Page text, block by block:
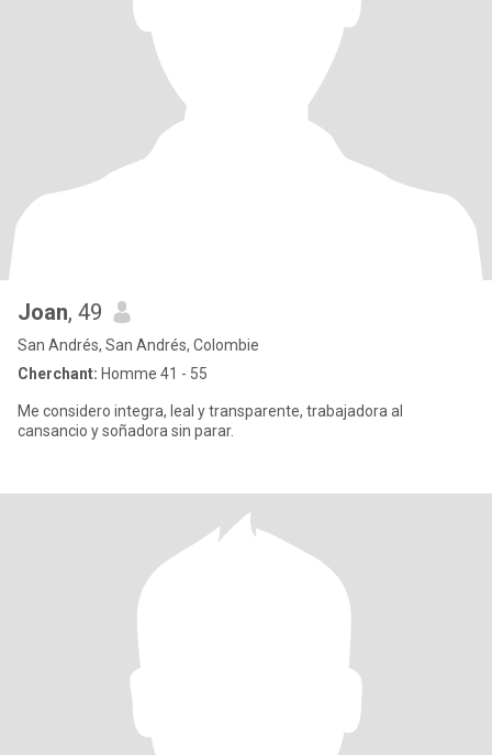
Joan, 49
San Andrés, San Andrés, Colombie
Cherchant: Homme 41 - 55
Me considero integra, leal y transparente, trabajadora al
cansancio y soñadora sin parar.